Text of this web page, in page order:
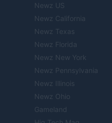
Newz US
Newz California
Newz Texas
Newz Florida
Newz New York
Newz Pennsylvania
Newz Illinois
Newz Ohio
Gameland